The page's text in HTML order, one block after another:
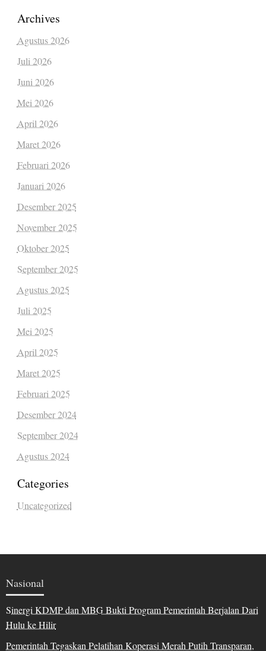
Archives
Agustus 2026
Juli 2026
Juni 2026
Mei 2026
April 2026
Maret 2026
Februari 2026
Januari 2026
Desember 2025
November 2025
Oktober 2025
September 2025
Agustus 2025
Juli 2025
Mei 2025
April 2025
Maret 2025
Februari 2025
Desember 2024
September 2024
Agustus 2024
Categories
Uncategorized
Nasional
Sinergi KDMP dan MBG Bukti Program Pemerintah Berjalan Dari
Hulu ke Hilir
Pemerintah Tegaskan Pelatihan Koperasi Merah Putih Transparan,